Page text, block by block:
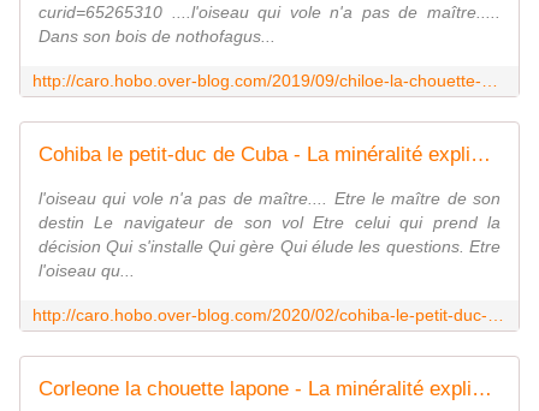
curid=65265310 ....l'oiseau qui vole n'a pas de maître.....
Dans son bois de nothofagus...
Cohiba le petit-duc de Cuba - La minéralité expliquée aux cailloux
l'oiseau qui vole n'a pas de maître.... Etre le maître de son
destin Le navigateur de son vol Etre celui qui prend la
décision Qui s'installe Qui gère Qui élude les questions. Etre
l'oiseau qu...
Corleone la chouette lapone - La minéralité expliquée aux cailloux